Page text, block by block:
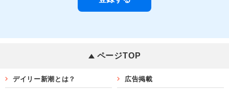
ページTOP
デイリー新潮とは？ 広告掲載